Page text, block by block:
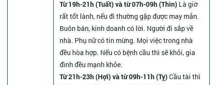
Từ 19h-21h (Tuất) và từ 07h-09h (Thìn) Là giờ
rất tốt lành, nếu đi thường gặp được may mắn.
Buôn bán, kinh doanh có lời. Người đi sắp về
nhà. Phụ nữ có tin mừng. Mọi việc trong nhà
đều hòa hợp. Nếu có bệnh cầu thì sẽ khỏi, gia
đình đều mạnh khỏe.
Từ 21h-23h (Hợi) và từ 09h-11h (Tỵ) Cầu tài thì